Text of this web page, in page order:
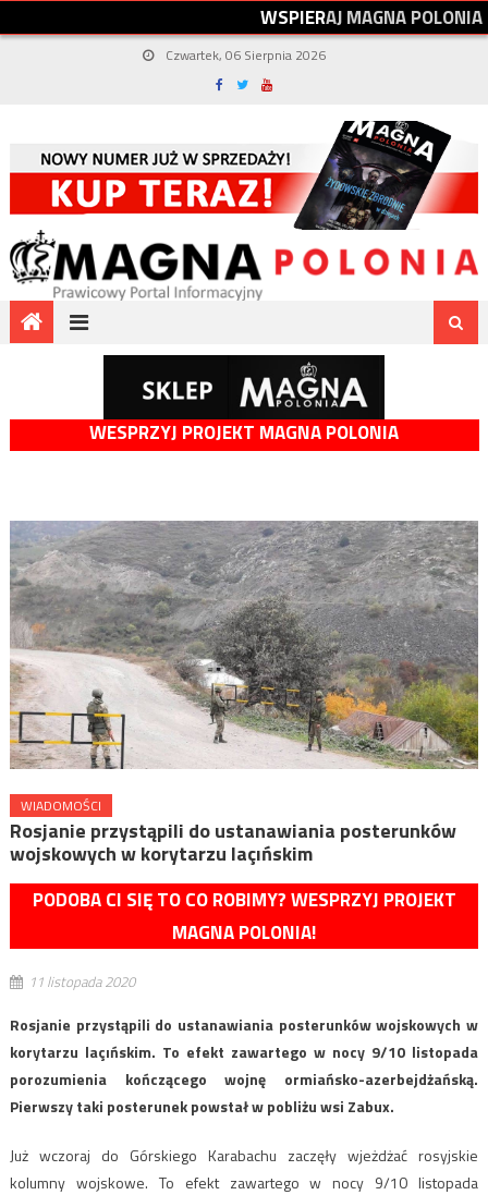
WSPIERAJMAGNAPOLONIA
Czwartek, 06 Sierpnia 2026
WESPRZYJ PROJEKT MAGNA POLONIA
WIADOMOŚCI
Rosjanie przystąpili do ustanawiania posterunków
wojskowych w korytarzu laçıńskim
PODOBA CI SIĘ TO CO ROBIMY? WESPRZYJ PROJEKT
MAGNA POLONIA!
11 listopada 2020
Rosjanie przystąpili do ustanawiania posterunków wojskowych w
korytarzu laçıńskim. To efekt zawartego w nocy 9/10 listopada
porozumienia kończącego wojnę ormiańsko-azerbejdżańską.
Pierwszy taki posterunek powstał w pobliżu wsi Zabux.
Już wczoraj do Górskiego Karabachu zaczęły wjeżdżać rosyjskie
kolumny wojskowe. To efekt zawartego w nocy 9/10 listopada